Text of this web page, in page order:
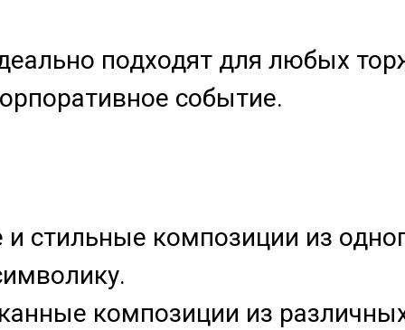
подходят для любых
событие.
и стильные композиции из
композиции из